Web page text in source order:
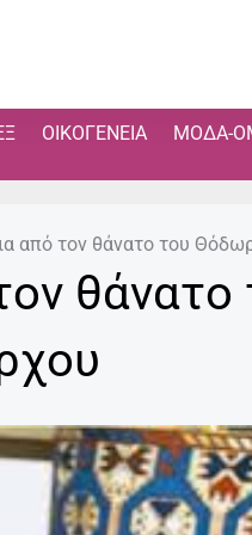
ΟΙΚΟΓΈΝΕΙΑ ΜΌΔΑ-
από τον θάνατο του
θάνατο